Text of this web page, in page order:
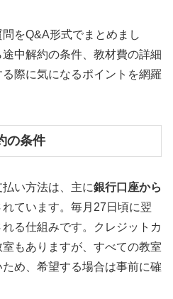
をQ&A形式でまとめまし
中解約の条件、教材費の詳細
際に気になるポイントを網羅
の条件
い方法は、主に銀行口座から
れています。毎月27日頃に翌
る仕組みです。クレジットカ
もありますが、すべての教室
め、希望する場合は事前に確